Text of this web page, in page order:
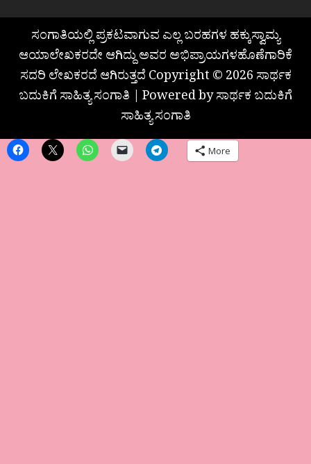
ಸಂಗಾತಿಯಲ್ಲಿ ಪ್ರಕಟವಾಗುವ ಎಲ್ಲ ಬರಹಗಳ ಹಕ್ಕುಸ್ವಾಮ್ಯ
ಆಯಾಲೇಖಕರದೇ ಆಗಿದ್ದು ಅವರ ಅಭಿಪ್ರಾಯಗಳಹೊಣೆಗಾರಿಕೆ
ಸದರಿ ಲೇಖಕರದೆ ಆಗಿರುತ್ತದೆ Copyright © 2026 ಸಾರ್ಥಕ
ಬದುಕಿಗೆ ಸಾಹಿತ್ಯ ಸಂಗಾತಿ | Powered by ಸಾರ್ಥಕ ಬದುಕಿಗೆ
ಸಾಹಿತ್ಯ ಸಂಗಾತಿ
More